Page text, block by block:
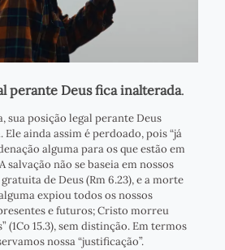
perante Deus fica inalterada.
sua posição legal perante Deus
ainda assim é perdoado, pois “já
alguma para os que estão em
salvação não se baseia em nossos
de Deus (Rm 6.23), e a morte
expiou todos os nossos
e futuros; Cristo morreu
(1Co 15.3), sem distinção. Em termos
nossa “justificação”.